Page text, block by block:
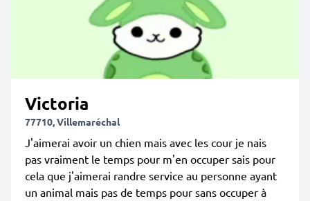
Victoria
77710, Villemaréchal
J'aimerai avoir un chien mais avec les cour je nais
pas vraiment le temps pour m'en occuper sais pour
cela que j'aimerai randre service au personne ayant
un animal mais pas de temps pour sans occuper à